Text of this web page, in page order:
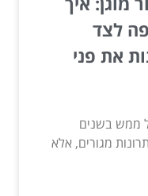
לצד
את פני
ממש בשנים
מגורים, אלא